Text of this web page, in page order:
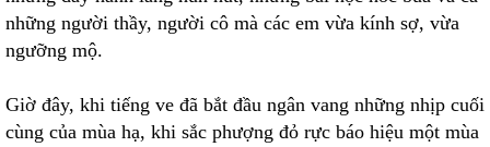
những người thầy, người cô mà các em vừa kính sợ, vừa
ngưỡng mộ.
Giờ đây, khi tiếng ve đã bắt đầu ngân vang những nhịp cuối
cùng của mùa hạ, khi sắc phượng đỏ rực báo hiệu một mùa